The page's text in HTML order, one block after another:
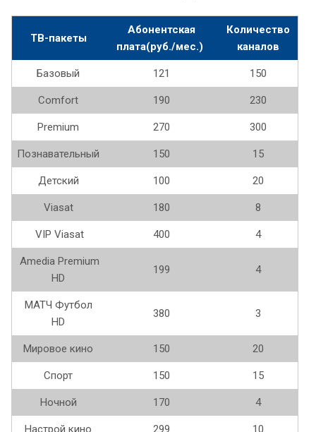
ТВ-пакеты
Абонентская
плата(руб./мес.)
Количество
каналов
Базовый 121 150
Comfort 190 230
Premium 270 300
Познавательный 150 15
Детский 100 20
Viasat 180 8
VIP Viasat 400 4
Amedia Premium
HD
199 4
МАТЧ Футбол
HD
380 3
Мировое кино 150 20
Спорт 150 15
Ночной 170 4
Настрой кино 299 10